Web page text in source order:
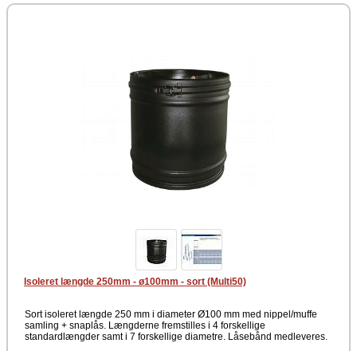
Isoleret længde 250mm - ø100mm - sort (Multi50)
Sort isoleret længde 250 mm i diameter Ø100 mm med nippel/muffe
samling + snaplås. Længderne fremstilles i 4 forskellige
standardlængder samt i 7 forskellige diametre. Låsebånd medleveres.